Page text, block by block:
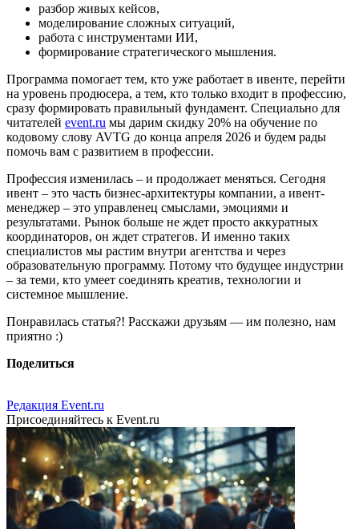
разбор живых кейсов,
моделирование сложных ситуаций,
работа с инструментами ИИ,
формирование стратегического мышления.
Программа помогает тем, кто уже работает в ивенте, перейти
на уровень продюсера, а тем, кто только входит в профессию,
сразу формировать правильный фундамент. Специально для
читателей event.ru мы дарим скидку 20% на обучение по
кодовому слову AVTG до конца апреля 2026 и будем рады
помочь вам с развитием в профессии.
Профессия изменилась – и продолжает меняться. Сегодня
ивент – это часть бизнес-архитектуры компании, а ивент-
менеджер – это управленец смыслами, эмоциями и
результатами. Рынок больше не ждет просто аккуратных
координаторов, он ждет стратегов. И именно таких
специалистов мы растим внутри агентства и через
образовательную программу. Потому что будущее индустрии
– за теми, кто умеет соединять креатив, технологии и
системное мышление.
Понравилась статья?! Расскажи друзьям — им полезно, нам
приятно :)
Поделиться
Редакция Event.ru
Присоединяйтесь к Event.ru